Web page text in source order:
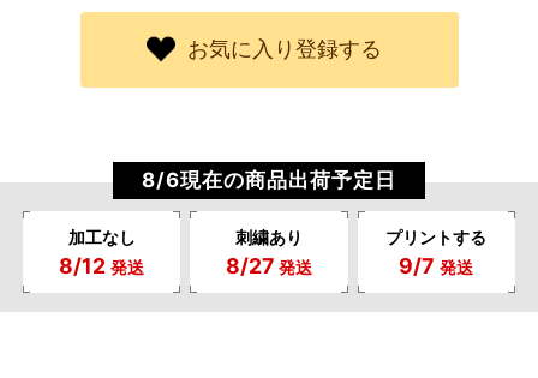
お気に入り登録する
8/6現在の商品出荷予定日
加工なし
8/12 発送
刺繍あり
8/27 発送
プリントする
9/7 発送